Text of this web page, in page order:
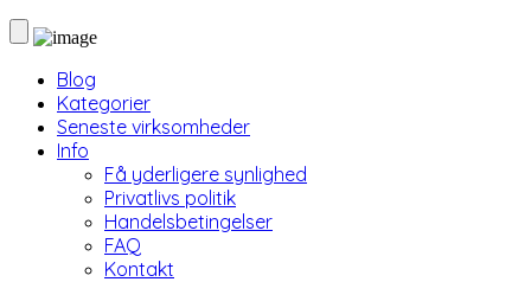
Blog
Kategorier
Seneste virksomheder
Info
Få yderligere synlighed
Privatlivs politik
Handelsbetingelser
FAQ
Kontakt